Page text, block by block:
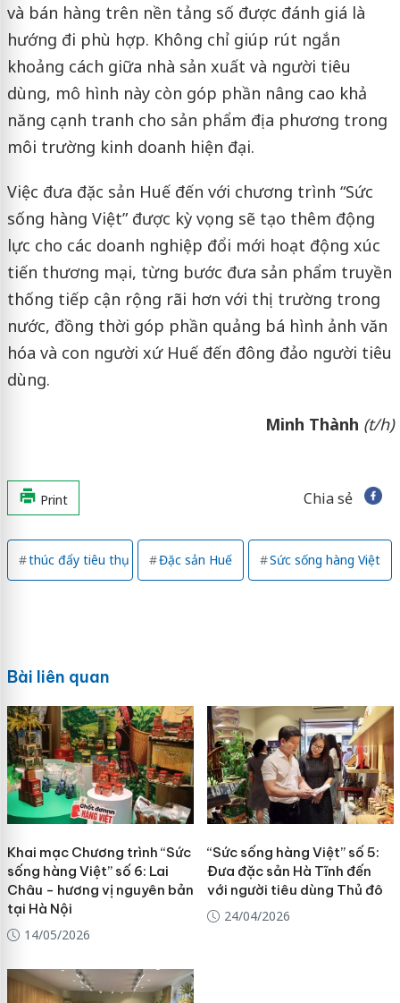
và bán hàng trên nền tảng số được đánh giá là
hướng đi phù hợp. Không chỉ giúp rút ngắn
khoảng cách giữa nhà sản xuất và người tiêu
dùng, mô hình này còn góp phần nâng cao khả
năng cạnh tranh cho sản phẩm địa phương trong
môi trường kinh doanh hiện đại.
Việc đưa đặc sản Huế đến với chương trình “Sức
sống hàng Việt” được kỳ vọng sẽ tạo thêm động
lực cho các doanh nghiệp đổi mới hoạt động xúc
tiến thương mại, từng bước đưa sản phẩm truyền
thống tiếp cận rộng rãi hơn với thị trường trong
nước, đồng thời góp phần quảng bá hình ảnh văn
hóa và con người xứ Huế đến đông đảo người tiêu
dùng.
Minh Thành (t/h)
Print Chia sẻ
thúc đẩy tiêu thụ Đặc sản Huế Sức sống hàng Việt
Bài liên quan
Khai mạc Chương trình “Sức
sống hàng Việt” số 6: Lai
Châu - hương vị nguyên bản
tại Hà Nội
14/05/2026
“Sức sống hàng Việt” số 5:
Đưa đặc sản Hà Tĩnh đến
với người tiêu dùng Thủ đô
24/04/2026